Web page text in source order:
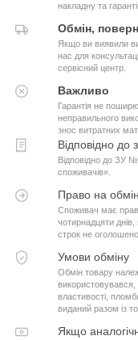
накладну та
Обмін,
Якщо ви виявили
нас для
сервісний центр.
Важливо
Гарантія не
неправильного
знос витратних
Відповідно до
Відповідно до ЗУ
споживачів».
Право на
Споживач має
чотирнадцяти
строк не
Умови обміну
Обмін товару
використовувався,
властивості,
виданий разом із
Якщо